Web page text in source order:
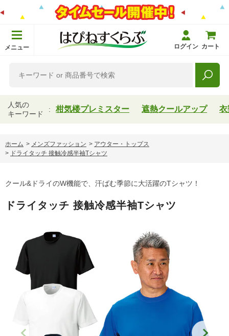
メニュー ログイン カート
人気の
キーワード
柑気楼プレミスター 遮熱クールアップ 衣
ホーム > メンズファッション > アウター・トップス
> ドライタッチ 接触冷感半袖Tシャツ
クール&ドライのW機能で、汗ばむ季節に大活躍のTシャツ！
ドライタッチ 接触冷感半袖Tシャツ